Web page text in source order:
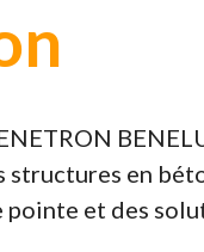
structures en
pointe et des